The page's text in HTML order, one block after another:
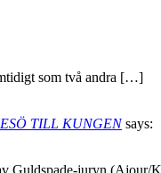
som två andra […]
TILL KUNGEN says:
Guldspade-juryn (Ajour/